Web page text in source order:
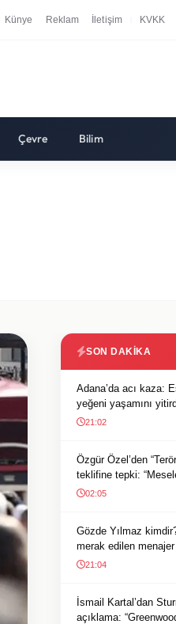
Künye Reklam İletişim KVKK
Çevre Bilim
SON DAKIKA
Adana’da acı kaza:
yeğeni yaşamını
21:02
Özgür Özel’den
teklifine tepki:
02:05
Gözde Yılmaz
merak edilen
21:04
İsmail Kartal’dan
açıklama: